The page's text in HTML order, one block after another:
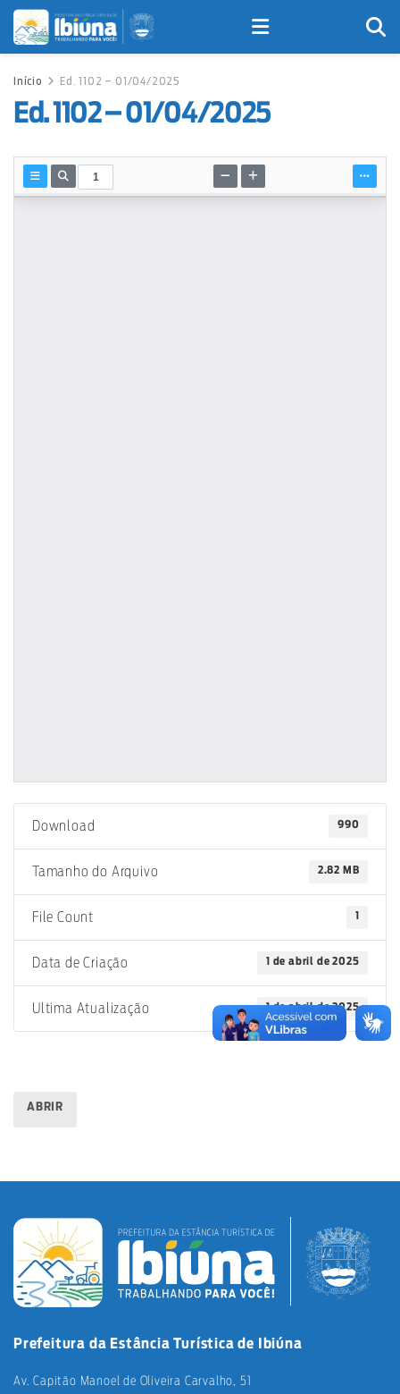
Início Ed. 1102 – 01/04/2025
Ed. 1102 – 01/04/2025
Download 990
Tamanho do Arquivo 2.82 MB
File Count 1
Data de Criação 1 de abril de 2025
Ultima Atualização 1 de abril de 2025
ABRIR
Prefeitura da Estância Turística de Ibiúna
Av. Capitão Manoel de Oliveira Carvalho, 51